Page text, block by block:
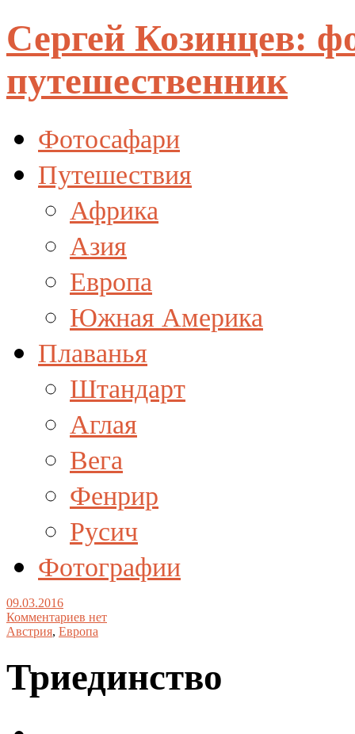
Сергей Козинцев:
путешественник
Фотосафари
Путешествия
Африка
Азия
Европа
Южная Америка
Плаванья
Штандарт
Аглая
Вега
Фенрир
Русич
Фотографии
09.03.2016
Комментариев нет
Австрия, Европа
Триединство